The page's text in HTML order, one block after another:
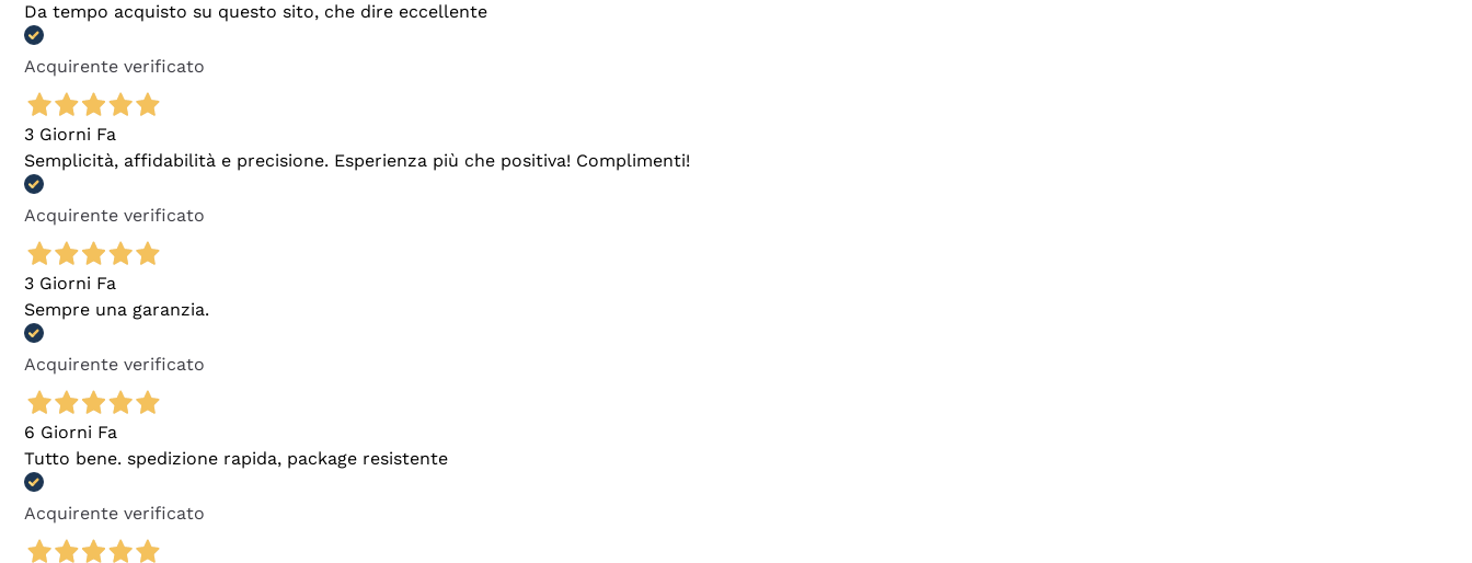
Da tempo acquisto su questo sito, che dire eccellente
Acquirente verificato
3 Giorni Fa
Semplicità, affidabilità e precisione. Esperienza più che positiva! Complimenti!
Acquirente verificato
3 Giorni Fa
Sempre una garanzia.
Acquirente verificato
6 Giorni Fa
Tutto bene. spedizione rapida, package resistente
Acquirente verificato